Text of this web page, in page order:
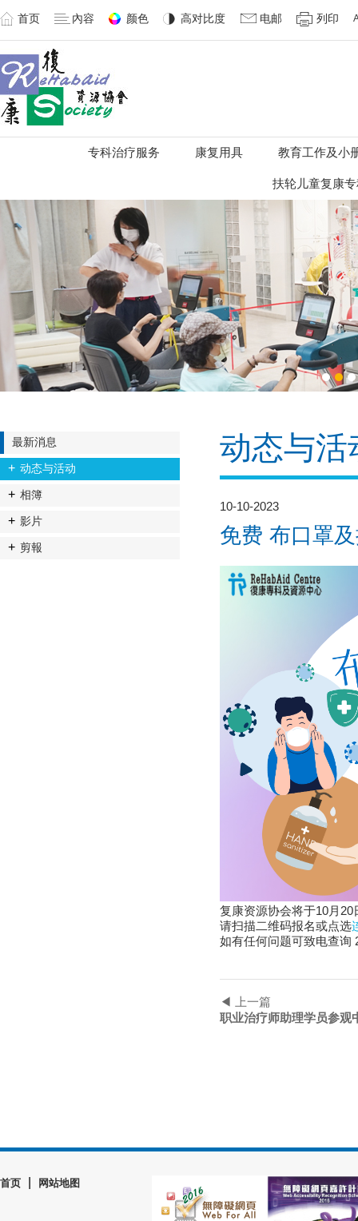
首页 內容 颜色 高对比度 电邮 列印
专科治疗服务 康复用具 教育工作及小
扶轮儿童复康
1 2 3
最新消息
动态与活动
相簿
影片
剪報
动态与活
10-10-2023
免费 布口罩
复康资源协会将于10月
请扫描二维码报名或点选
如有任何问题可致电查询
◀ 上一篇
职业治疗师助理学员参观
首页 网站地图